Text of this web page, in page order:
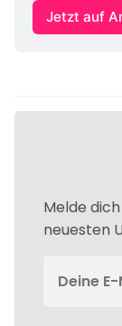
Jetzt auf
Melde
neuesten